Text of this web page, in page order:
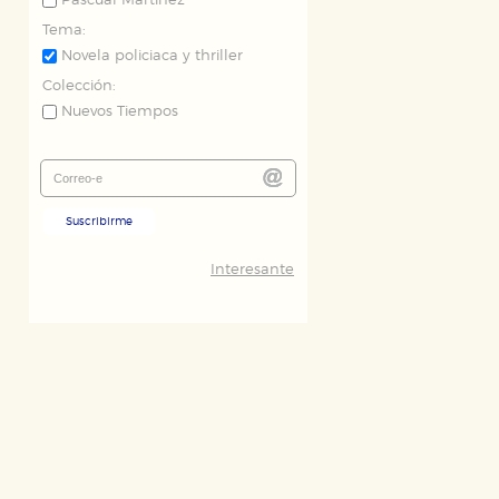
Tema:
Novela policiaca y thriller
Colección:
Nuevos Tiempos
Suscribirme
Interesante